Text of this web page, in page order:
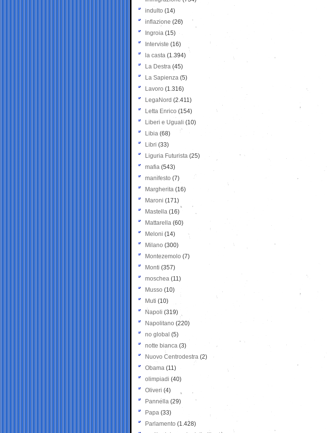
indulto (14)
inflazione (26)
Ingroia (15)
Interviste (16)
la casta (1.394)
La Destra (45)
La Sapienza (5)
Lavoro (1.316)
LegaNord (2.411)
Letta Enrico (154)
Liberi e Uguali (10)
Libia (68)
Libri (33)
Liguria Futurista (25)
mafia (543)
manifesto (7)
Margherita (16)
Maroni (171)
Mastella (16)
Mattarella (60)
Meloni (14)
Milano (300)
Montezemolo (7)
Monti (357)
moschea (11)
Musso (10)
Muti (10)
Napoli (319)
Napolitano (220)
no global (5)
notte bianca (3)
Nuovo Centrodestra (2)
Obama (11)
olimpiadi (40)
Oliveri (4)
Pannella (29)
Papa (33)
Parlamento (1.428)